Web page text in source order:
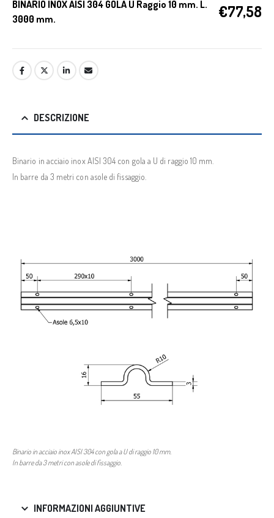
BINARIO INOX AISI 304 GOLA U Raggio 10 mm. L.
3000 mm.
€77,58
DESCRIZIONE
Binario in acciaio inox AISI 304 con gola a U di raggio 10 mm.
In barre da 3 metri con asole di fissaggio.
Binario in acciaio inox AISI 304 con gola a U di raggio 10 mm.
In barre da 3 metri con asole di fissaggio.
INFORMAZIONI AGGIUNTIVE